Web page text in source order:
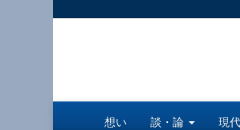
想い 談・論 現